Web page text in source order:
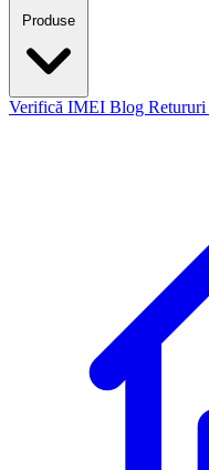
Produse
Verifică IMEI Blog Retururi